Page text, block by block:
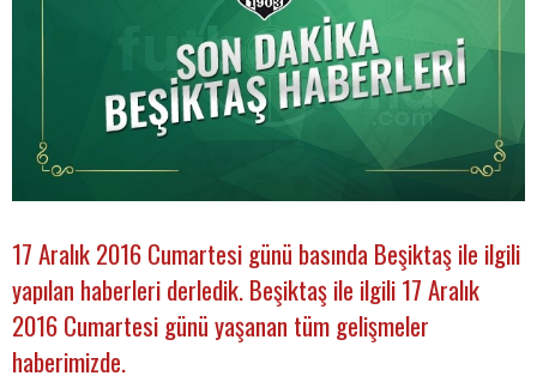
17 Aralık 2016 Cumartesi günü basında Beşiktaş ile ilgili
yapılan haberleri derledik. Beşiktaş ile ilgili 17 Aralık
2016 Cumartesi günü yaşanan tüm gelişmeler
haberimizde.